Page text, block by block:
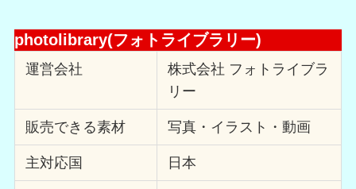
photolibrary(フォトライブラリー)
運営会社
株式会社 フォトライブラ
リー
販売できる素材 写真・イラスト・動画
主対応国 日本